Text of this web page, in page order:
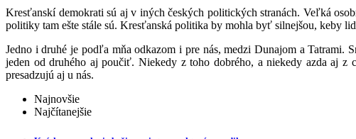
Kresťanskí demokrati sú aj v iných českých politických stranách. Veľká
politiky tam ešte stále sú. Kresťanská politika by mohla byť silnejšou, keby
Jedno i druhé je podľa mňa odkazom i pre nás, medzi Dunajom a Tatrami.
jeden od druhého aj poučiť. Niekedy z toho dobrého, a niekedy azda aj
presadzujú aj u nás.
Najnovšie
Najčítanejšie